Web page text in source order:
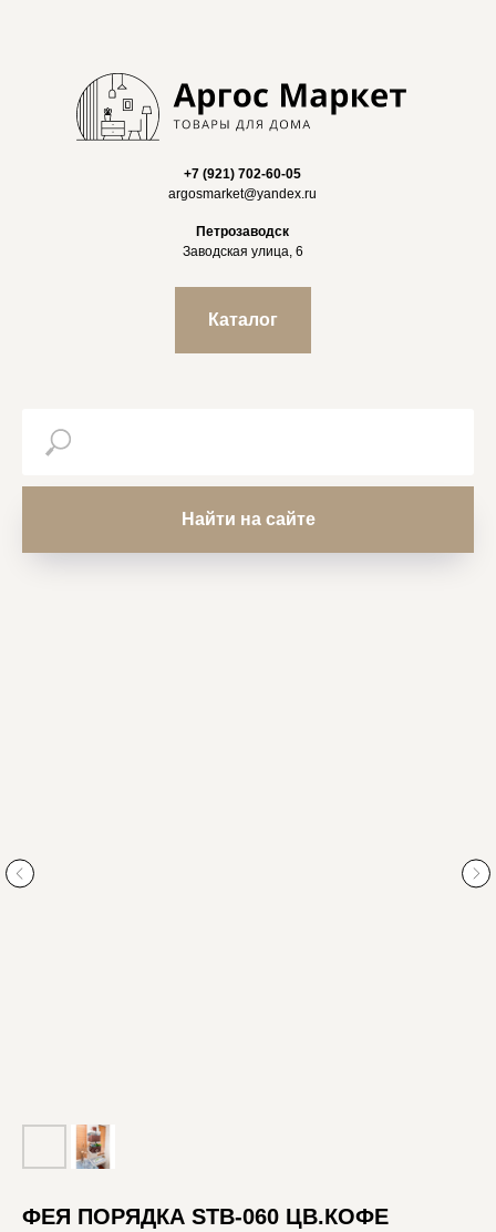
+7 (921) 702-60-05
argosmarket@yandex.ru
Петрозаводск
Заводская улица, 6
Каталог
Найти на сайте
ФЕЯ ПОРЯДКА STB-060 ЦВ.КОФЕ